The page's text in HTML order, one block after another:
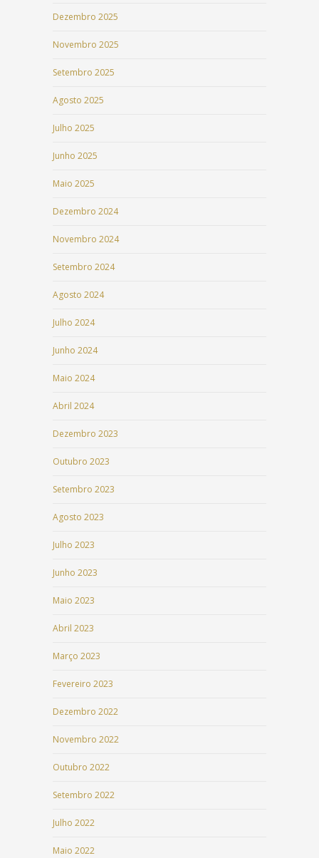
Dezembro 2025
Novembro 2025
Setembro 2025
Agosto 2025
Julho 2025
Junho 2025
Maio 2025
Dezembro 2024
Novembro 2024
Setembro 2024
Agosto 2024
Julho 2024
Junho 2024
Maio 2024
Abril 2024
Dezembro 2023
Outubro 2023
Setembro 2023
Agosto 2023
Julho 2023
Junho 2023
Maio 2023
Abril 2023
Março 2023
Fevereiro 2023
Dezembro 2022
Novembro 2022
Outubro 2022
Setembro 2022
Julho 2022
Maio 2022